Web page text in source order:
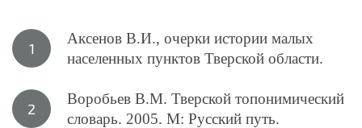
Аксенов В.И., очерки истории малых
населенных пунктов Тверской области.
Воробьев В.М. Тверской топонимический
словарь. 2005. М: Русский путь.